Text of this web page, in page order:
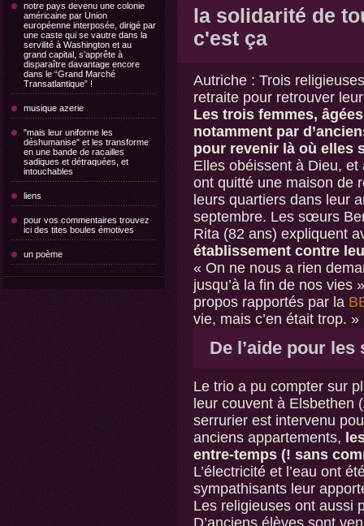
notre pays devenu une colonie
américaine par Union
européenne interposée, dirigé par
une caste qui se vautre dans la
servilité à Washington et au
grand capital, s’apprête à
disparaître davantage encore
dans le “Grand Marché
Transatlantique” !
musique azerie
"mais leur uniforme les
déshumanise" et les transforme
en une bande de racailles
sadiques et détraquées, et
intouchables
liens
pour vos commentaires trouvez
ici des tites boules émotives
un poème
la solidarité de
c'est ça
Autriche : Trois
retraite pour retrouver
Les trois femmes,
notamment par
pour revenir là où elles
Elles obéissent à Dieu, et
ont quitté une maison de
leurs quartiers dans leur
septembre. Les sœurs
Rita (82 ans) expliquent
établissement contre
« On ne nous a rien
jusqu’à la fin de nos
propos rapportés par la
vie, mais c’en était trop. »
De l’aide pour les
Le trio a pu compter sur
leur couvent à Elsbethen
serrurier est intervenu
anciens appartements,
entre-temps (! sans
L’électricité et l’eau ont
sympathisants leur
Les religieuses ont aussi
D’anciens élèves sont